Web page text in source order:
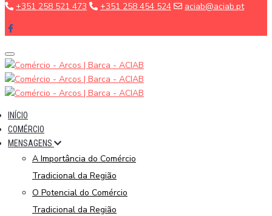
+351 258 521 473 +351 258 454 524 aciab@aciab.pt
INÍCIO
COMÉRCIO
MENSAGENS
A Importância do Comércio
Tradicional da Região
O Potencial do Comércio
Tradicional da Região